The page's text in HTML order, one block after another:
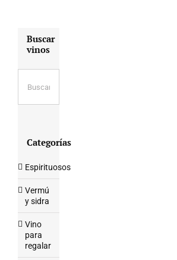
Buscar
vinos
Categorías
Espirituosos
Vermú
y sidra
Vino
para
regalar